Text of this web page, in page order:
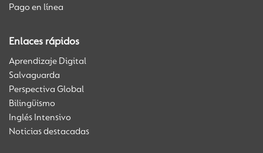
Pago en línea
Enlaces rápidos
Aprendizaje Digital
Salvaguarda
Perspectiva Global
Bilingüismo
Inglés Intensivo
Noticias destacadas